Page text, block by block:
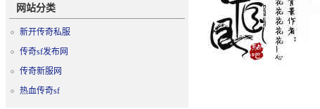
网站分类
新开传奇私服
传奇sf发布网
传奇新服网
热血传奇sf